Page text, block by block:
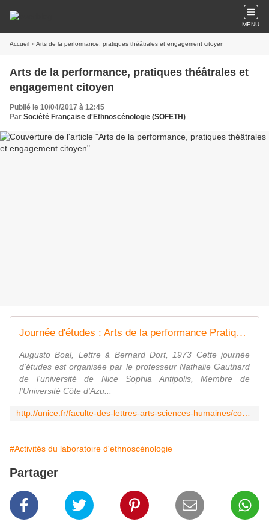
MENU
Accueil » Arts de la performance, pratiques théâtrales et engagement citoyen
Arts de la performance, pratiques théâtrales et
engagement citoyen
Publié le 10/04/2017 à 12:45
Par Société Française d'Ethnoscénologie (SOFETH)
Journée d'études : Arts de la performance Pratiques théâtrales Engagement citoyen
Augusto Boal, Lettre à Bernard Dort, 1973 Cette journée
d'études est organisée par le professeur Nathalie Gauthard
de l'université de Nice Sophia Antipolis, Membre de
l'Université Côte d'Azu...
#Activités du laboratoire d'ethnoscénologie
Partager